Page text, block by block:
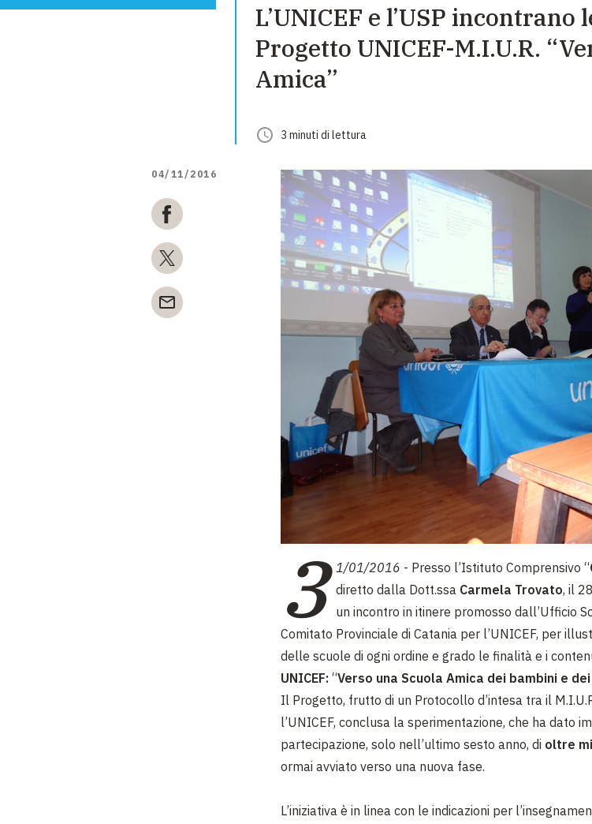
EMERGENZE
GRANDI DONAZIONI
L’UNICEF e l’USP
Progetto UNICEF-M.I.U.R.
Amica”
3 minuti di lettura
04/11/2016
3 1/01/2016 - Presso l’Istituto Comprensivo “
diretto dalla Dott.ssa Carmela Trovato, il
un incontro in itinere promosso dall’Ufficio
Comitato Provinciale di Catania per l’UNICEF, per
delle scuole di ogni ordine e grado le finalità e i
UNICEF: “Verso una Scuola Amica dei bambini e
Il Progetto, frutto di un Protocollo d’intesa tra il
l’UNICEF, conclusa la sperimentazione, che ha dato
partecipazione, solo nell’ultimo sesto anno, di oltre
ormai avviato verso una nuova fase.
L’iniziativa è in linea con le indicazioni per